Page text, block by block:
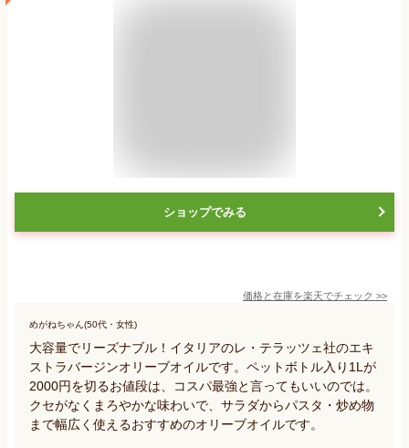
ショップでみる
価格と在庫を楽天でチェック >>
めがねちゃん(50代・女性)
大容量でリーズナブル！イタリアのレ・テラッツェ社のエキ
ストラバージンオリーブオイルです。ペットボトル入り1Lが
2000円を切るお値段は、コスパ最強と言ってもいいのでは。
クセがなくまろやかな味わいで、サラダからパスタ・炒め物
まで幅広く使えるおすすめのオリーブオイルです。